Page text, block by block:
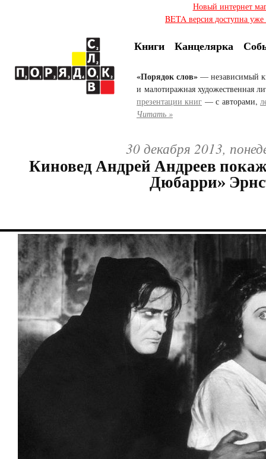
Новый интернет
BETA версия доступна
Книги Канцелярка
«Порядок слов» — независимый
и малотиражная художественная
презентации книг — с авторами,
Читать »
30 декабря 2013,
Киновед Андрей Андреев
Дюбарри»